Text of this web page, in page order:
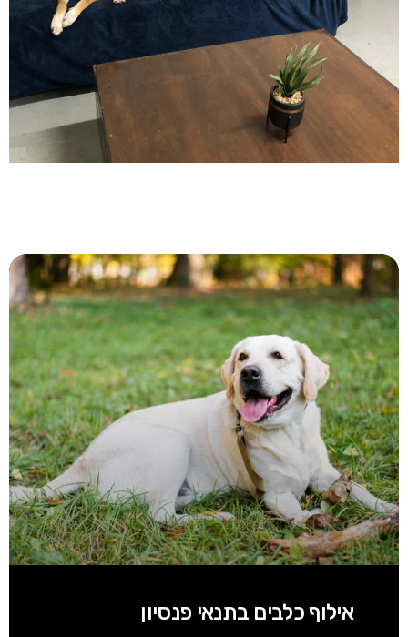
אילוף כלבים בתנאי פנסיון